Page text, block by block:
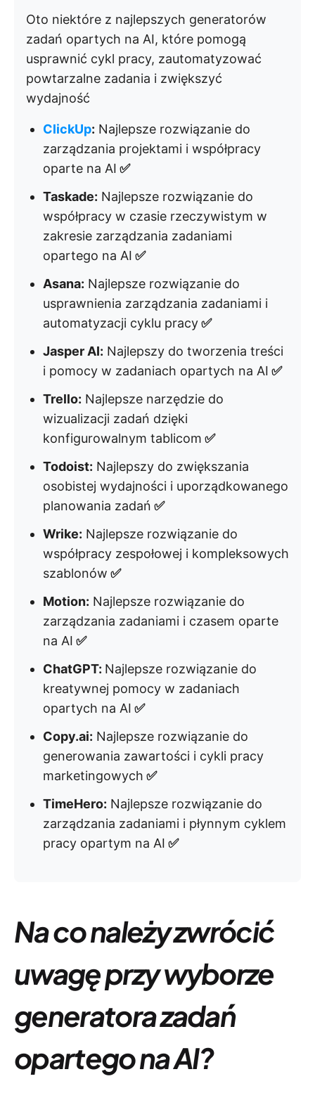
Oto niektóre z najlepszych generatorów
zadań opartych na AI, które pomogą
usprawnić cykl pracy, zautomatyzować
powtarzalne zadania i zwiększyć
wydajność
ClickUp: Najlepsze rozwiązanie do
zarządzania projektami i współpracy
oparte na AI ✅
Taskade: Najlepsze rozwiązanie do
współpracy w czasie rzeczywistym w
zakresie zarządzania zadaniami
opartego na AI ✅
Asana: Najlepsze rozwiązanie do
usprawnienia zarządzania zadaniami i
automatyzacji cyklu pracy✅
Jasper AI: Najlepszy do tworzenia treści
i pomocy w zadaniach opartych na AI ✅
Trello: Najlepsze narzędzie do
wizualizacji zadań dzięki
konfigurowalnym tablicom ✅
Todoist: Najlepszy do zwiększania
osobistej wydajności i uporządkowanego
planowania zadań ✅
Wrike: Najlepsze rozwiązanie do
współpracy zespołowej i kompleksowych
szablonów ✅
Motion: Najlepsze rozwiązanie do
zarządzania zadaniami i czasem oparte
na AI ✅
ChatGPT: Najlepsze rozwiązanie do
kreatywnej pomocy w zadaniach
opartych na AI ✅
Copy.ai: Najlepsze rozwiązanie do
generowania zawartości i cykli pracy
marketingowych ✅
TimeHero: Najlepsze rozwiązanie do
zarządzania zadaniami i płynnym cyklem
pracy opartym na AI ✅
Na co należy zwrócić
uwagę przy wyborze
generatora zadań
opartego na AI?